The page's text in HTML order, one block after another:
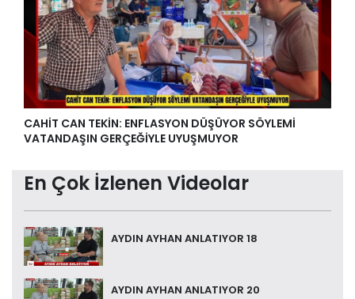
CAHİT CAN TEKİN: ENFLASYON DÜŞÜYOR SÖYLEMİ
VATANDAŞIN GERÇEĞİYLE UYUŞMUYOR
En Çok İzlenen Videolar
AYDIN AYHAN ANLATIYOR 18
AYDIN AYHAN ANLATIYOR 20